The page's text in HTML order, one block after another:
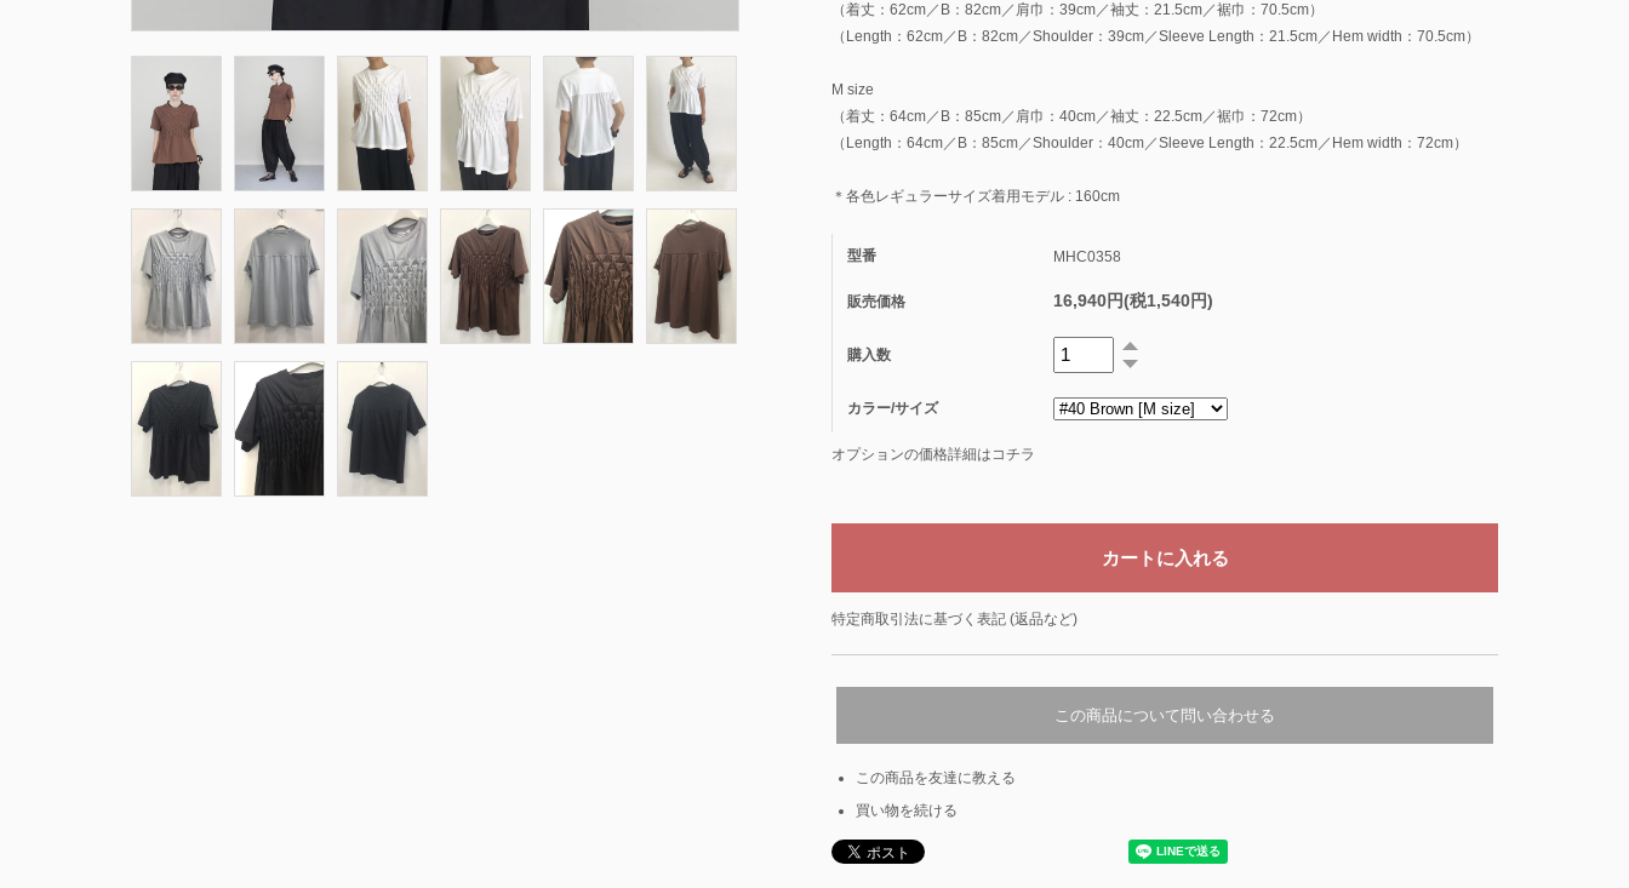
（着丈：62cm／B：82cm／肩巾：39cm／袖丈：21.5cm／裾巾：70.5cm）
（Length：62cm／B：82cm／Shoulder：39cm／Sleeve Length：21.5cm／Hem width：70.5cm）
M size
（着丈：64cm／B：85cm／肩巾：40cm／袖丈：22.5cm／裾巾：72cm）
（Length：64cm／B：85cm／Shoulder：40cm／Sleeve Length：22.5cm／Hem width：72cm）
＊各色レギュラーサイズ着用モデル : 160cm
型番 MHC0358
販売価格 16,940円(税1,540円)
購入数
カラー/サイズ
オプションの価格詳細はコチラ
特定商取引法に基づく表記 (返品など)
この商品について問い合わせる
この商品を友達に教える
買い物を続ける